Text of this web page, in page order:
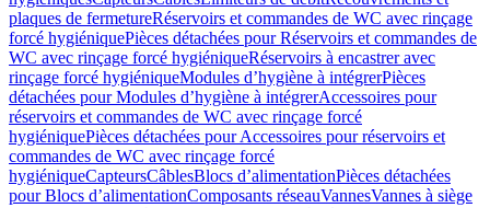
plaques de fermetureRéservoirs et commandes de WC avec rinçage
forcé hygiéniquePièces détachées pour Réservoirs et commandes de
WC avec rinçage forcé hygiéniqueRéservoirs à encastrer avec
rinçage forcé hygiéniqueModules d’hygiène à intégrerPièces
détachées pour Modules d’hygiène à intégrerAccessoires pour
réservoirs et commandes de WC avec rinçage forcé
hygiéniquePièces détachées pour Accessoires pour réservoirs et
commandes de WC avec rinçage forcé
hygiéniqueCapteursCâblesBlocs d’alimentationPièces détachées
pour Blocs d’alimentationComposants réseauVannesVannes à siège